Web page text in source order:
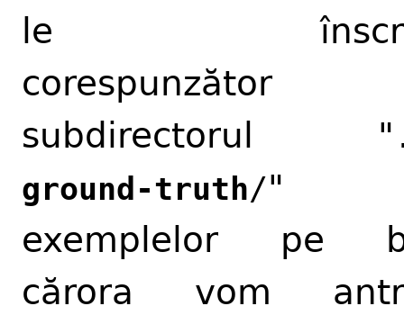
le
subdirectorul "
ground-truth/"
exemplelor pe
cărora vom